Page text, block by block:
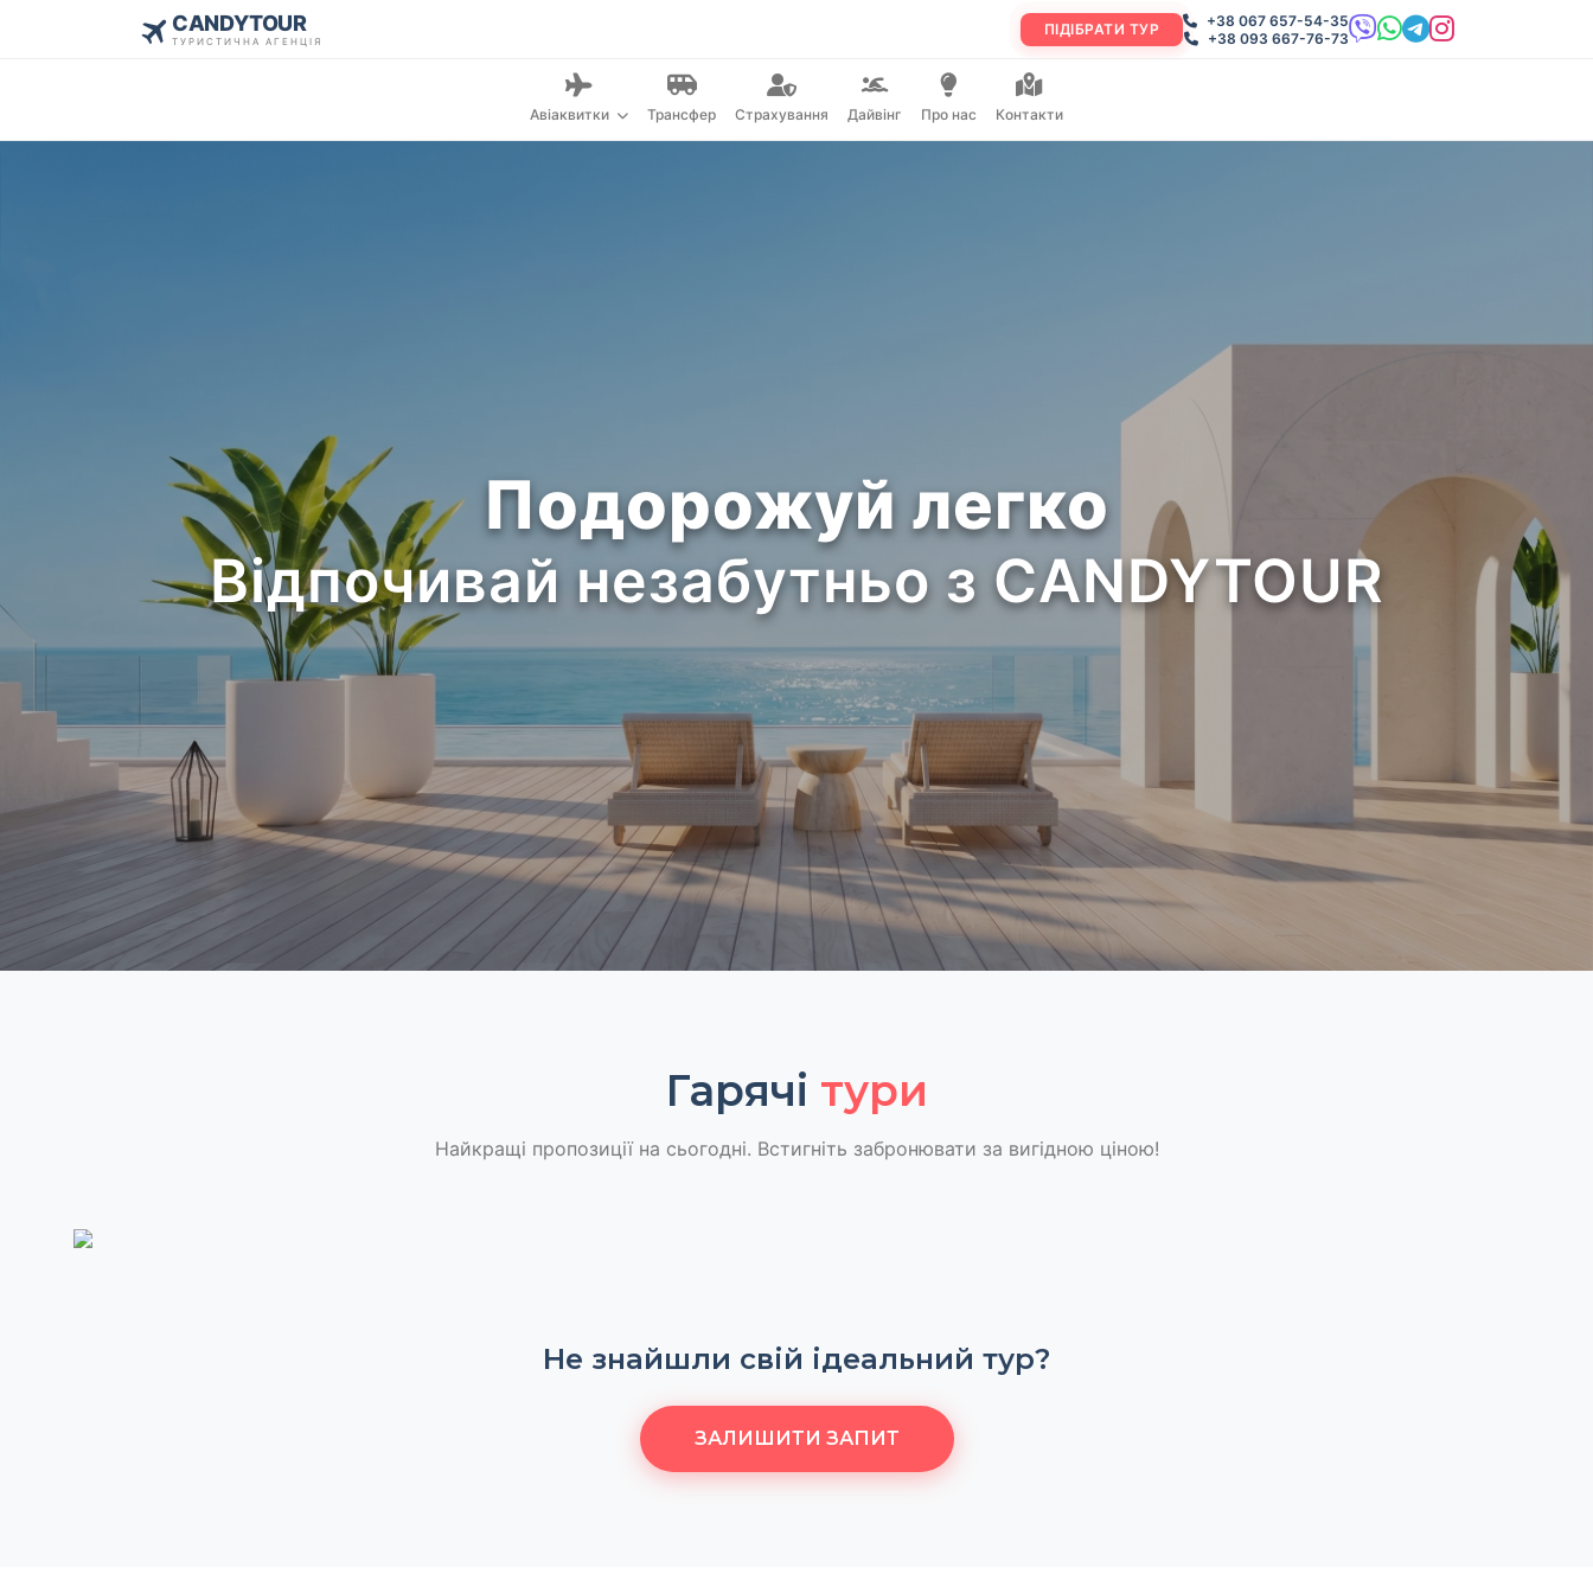
CANDYTOUR
ТУРИСТИЧНА АГЕНЦІЯ
ПІДІБРАТИ ТУР
+38 067 657-54-35
+38 093 667-76-73
Авіаквитки Трансфер Страхування Дайвінг Про нас Контакти
Подорожуй легко
Відпочивай незабутньо з CANDYTOUR
Гарячі тури
Найкращі пропозиції на сьогодні. Встигніть забронювати за вигідною ціною!
Не знайшли свій ідеальний тур?
ЗАЛИШИТИ ЗАПИТ